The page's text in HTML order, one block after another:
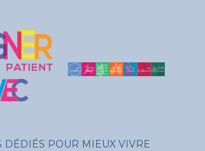
DÉDIÉS POUR MIEUX VIVRE